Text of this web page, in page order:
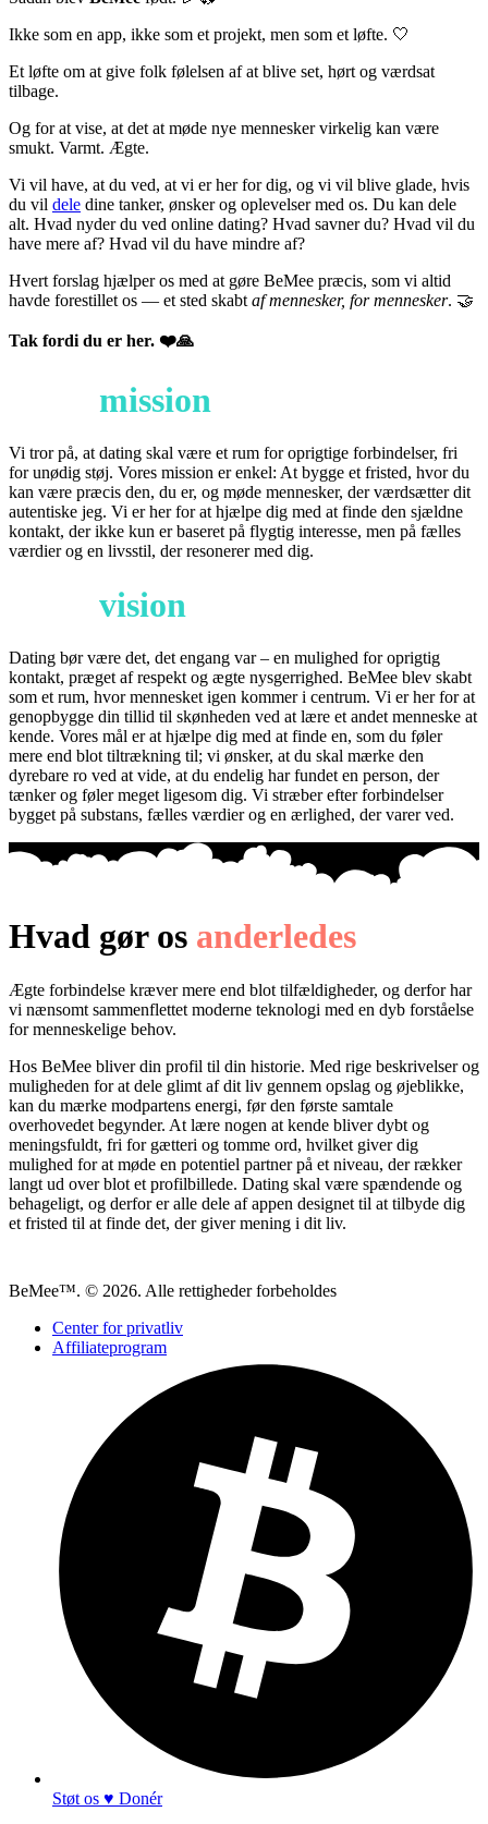
Ikke som en app, ikke som et projekt, men som et løfte. 🤍
Et løfte om at give folk følelsen af at blive set, hørt og værdsat
tilbage.
Og for at vise, at det at møde nye mennesker virkelig kan være
smukt. Varmt. Ægte.
Vi vil have, at du ved, at vi er her for dig, og vi vil blive glade, hvis
du vil dele dine tanker, ønsker og oplevelser med os. Du kan dele
alt. Hvad nyder du ved online dating? Hvad savner du? Hvad vil du
have mere af? Hvad vil du have mindre af?
Hvert forslag hjælper os med at gøre BeMee præcis, som vi altid
havde forestillet os — et sted skabt af mennesker, for mennesker. 🤝
Tak fordi du er her. ❤️🙏
mission
Vi tror på, at dating skal være et rum for oprigtige forbindelser, fri
for unødig støj. Vores mission er enkel: At bygge et fristed, hvor du
kan være præcis den, du er, og møde mennesker, der værdsætter dit
autentiske jeg. Vi er her for at hjælpe dig med at finde den sjældne
kontakt, der ikke kun er baseret på flygtig interesse, men på fælles
værdier og en livsstil, der resonerer med dig.
vision
Dating bør være det, det engang var – en mulighed for oprigtig
kontakt, præget af respekt og ægte nysgerrighed. BeMee blev skabt
som et rum, hvor mennesket igen kommer i centrum. Vi er her for at
genopbygge din tillid til skønheden ved at lære et andet menneske at
kende. Vores mål er at hjælpe dig med at finde en, som du føler
mere end blot tiltrækning til; vi ønsker, at du skal mærke den
dyrebare ro ved at vide, at du endelig har fundet en person, der
tænker og føler meget ligesom dig. Vi stræber efter forbindelser
bygget på substans, fælles værdier og en ærlighed, der varer ved.
Hvad gør os anderledes
Ægte forbindelse kræver mere end blot tilfældigheder, og derfor har
vi nænsomt sammenflettet moderne teknologi med en dyb forståelse
for menneskelige behov.
Hos BeMee bliver din profil til din historie. Med rige beskrivelser og
muligheden for at dele glimt af dit liv gennem opslag og øjeblikke,
kan du mærke modpartens energi, før den første samtale
overhovedet begynder. At lære nogen at kende bliver dybt og
meningsfuldt, fri for gætteri og tomme ord, hvilket giver dig
mulighed for at møde en potentiel partner på et niveau, der rækker
langt ud over blot et profilbillede. Dating skal være spændende og
behageligt, og derfor er alle dele af appen designet til at tilbyde dig
et fristed til at finde det, der giver mening i dit liv.
BeMee™. © 2026. Alle rettigheder forbeholdes
Center for privatliv
Affiliateprogram
Støt os ♥ Donér